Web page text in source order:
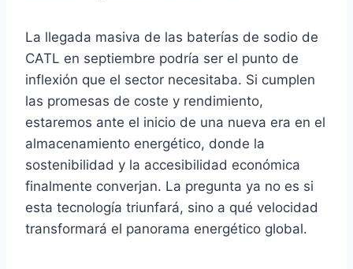
La llegada masiva de las baterías de sodio de
CATL en septiembre podría ser el punto de
inflexión que el sector necesitaba. Si cumplen
las promesas de coste y rendimiento,
estaremos ante el inicio de una nueva era en el
almacenamiento energético, donde la
sostenibilidad y la accesibilidad económica
finalmente converjan. La pregunta ya no es si
esta tecnología triunfará, sino a qué velocidad
transformará el panorama energético global.